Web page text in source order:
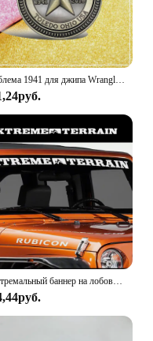
Эмблема 1941 для джипа Wrangler Comp, Grand Cherokee, металлическая, с надписью 75-го юбилея
Экстремальный баннер на лобовое стекло, автомобильная наклейка, наклейка для 4x4 Offroad CJ5 CJ Wrangler YJ TJ JK и JL Truck Pickup, виниловый декор